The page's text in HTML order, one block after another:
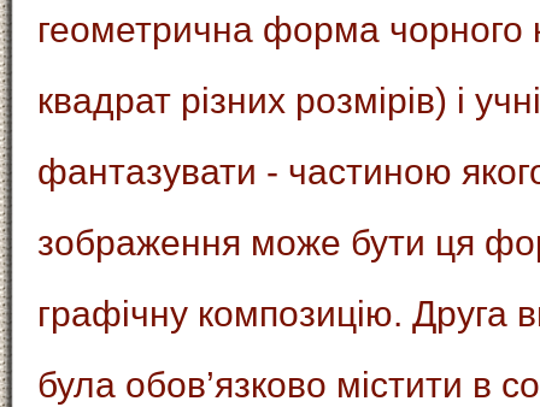
геометрична форма чорного
квадрат різних розмірів) і
фантазувати - частиною
зображення може бути ця
графічну композицію. Друга
була обов’язково містити в